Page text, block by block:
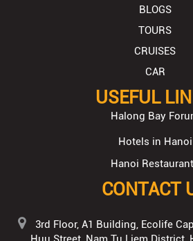
BLOGS
TOURS
CRUISES
CAR
USEFUL
Halong Bay
Hotels in Hanoi
Hanoi
CONTACT
3rd Floor, A1 Building, Ecolife